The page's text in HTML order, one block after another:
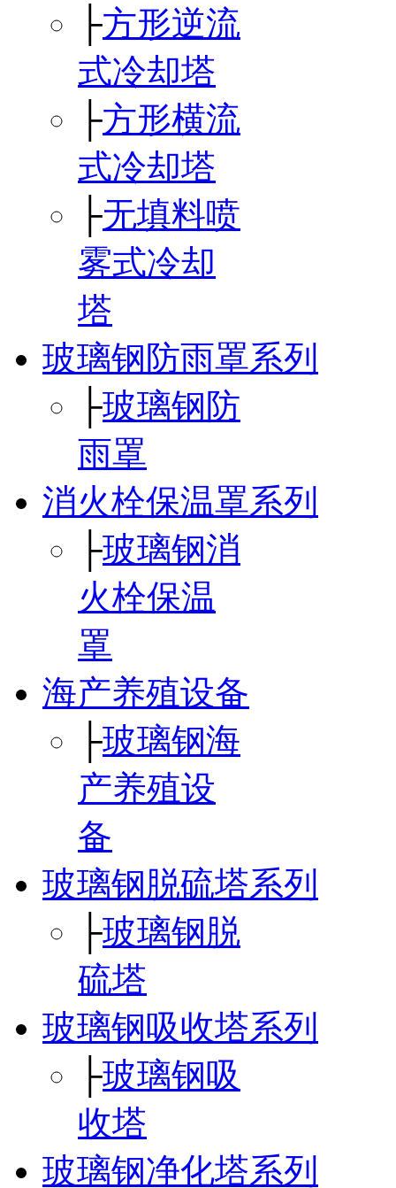
├方形逆流
式冷却塔
├方形横流
式冷却塔
├无填料喷
雾式冷却
塔
玻璃钢防雨罩系列
├玻璃钢防
雨罩
消火栓保温罩系列
├玻璃钢消
火栓保温
罩
海产养殖设备
├玻璃钢海
产养殖设
备
玻璃钢脱硫塔系列
├玻璃钢脱
硫塔
玻璃钢吸收塔系列
├玻璃钢吸
收塔
玻璃钢净化塔系列